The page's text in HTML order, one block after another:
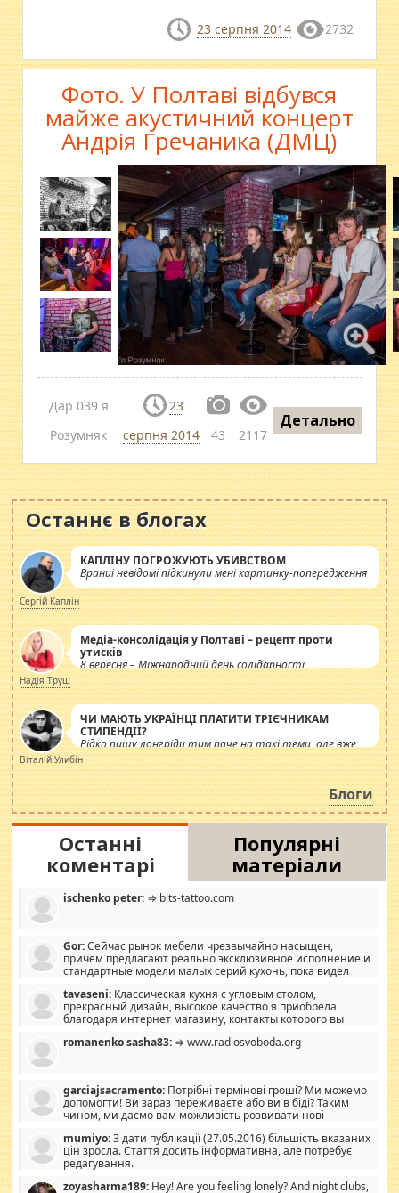
23 серпня 2014 2732
Фото. У Полтаві відбувся
майже акустичний концерт
Андрія Гречаника (ДМЦ)
Дар 039 я
Розумняк
23
серпня 2014
43 2117
Детально
Останнє в блогах
КАПЛІНУ ПОГРОЖУЮТЬ УБИВСТВОМ
Вранці невідомі підкинули мені картинку-попередження
Сергій Каплін
Медіа-консолідація у Полтаві – рецепт проти
утисків
8 вересня – Міжнародний день солідарності
журналістів.
Надія Труш
ЧИ МАЮТЬ УКРАЇНЦІ ПЛАТИТИ ТРІЄЧНИКАМ
СТИПЕНДІЇ?
Рідко пишу лонгріди тим паче на такі теми, але вже
просто дістало! Обурюють сьогоднішні інсенуації
навколо стипендіального питання. Штучно
роздувається ще одна соціальна катастрофа.
Віталій Улибін
Блоги
Останні
коментарі
Популярні
матеріали
ischenko peter: ⇒ blts-tattoo.com
Gor:Сейчас рынок мебели чрезвычайно насыщен,
причем предлагают реально эксклюзивное исполнение и
стандартные модели малых серий кухонь, пока видел
стандартные формы, в MebelOk, креативненько и что главное -
со вкусом все в порядке, без ненужных наворотов удорожающих
мебель, а это не последний фактор.
tavaseni: Классическая кухня с угловым столом,
прекрасный дизайн, высокое качество я приобрела
благодаря интернет магазину, контакты которого вы
romanenko sasha83: ⇒ www.radiosvoboda.org
garciajsacramento: Потрібні термінові гроші? Ми можемо
допомогти! Ви зараз переживаєте або ви в біді? Таким
чином, ми даємо вам можливість розвивати нові
допомагати людям, які намагаються дати їм шанс. Кожен
заслуговує на другий шанс, і, оскільки влада не зможе, вони
повинні приймати від інших. Для нас нема багато суми, і зрілість
витрат, а тільки узгоджених сум і нічого іншого. Не чекайте і не
mumiyo:З дати публікації (27.05.2016) більшість вказаних
цін зросла. Стаття досить інформативна, але потребує
редагування.
zoyasharma189: Hey! Are you feeling lonely? And night clubs,